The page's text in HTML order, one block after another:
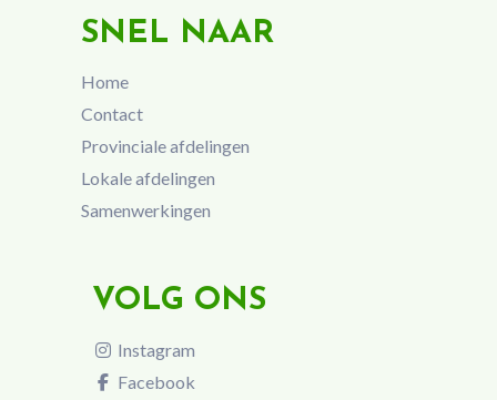
SNEL NAAR
Home
Contact
Provinciale afdelingen
Lokale afdelingen
Samenwerkingen
VOLG ONS
Instagram
Facebook